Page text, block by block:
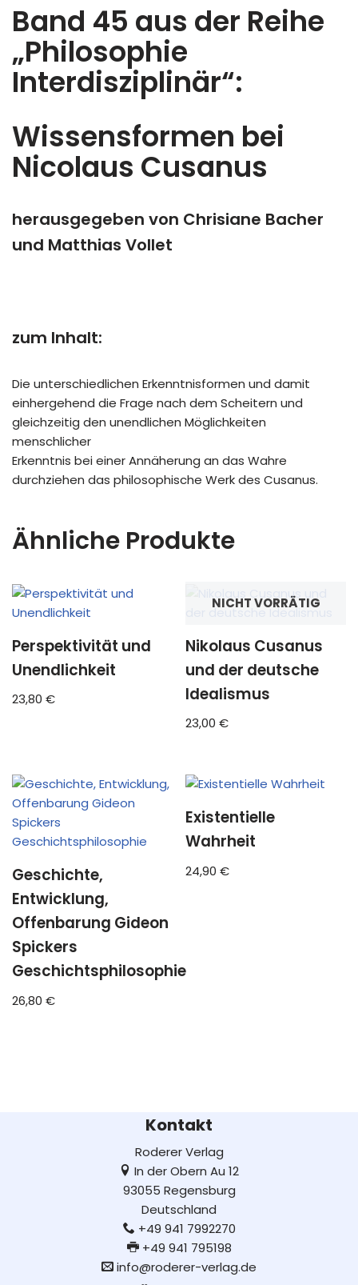
Band 45 aus der Reihe
„Philosophie
Interdisziplinär“:
Wissensformen bei
Nicolaus Cusanus
herausgegeben von Chrisiane Bacher
und Matthias Vollet
zum Inhalt:
Die unterschiedlichen Erkenntnisformen und damit
einhergehend die Frage nach dem Scheitern und
gleichzeitig den unendlichen Möglichkeiten
menschlicher
Erkenntnis bei einer Annäherung an das Wahre
durchziehen das philosophische Werk des Cusanus.
Ähnliche Produkte
Perspektivität und
Unendlichkeit
23,80 €
NICHT VORRÄTIG
Nikolaus Cusanus
und der deutsche
Idealismus
23,00€
Geschichte,
Entwicklung,
Offenbarung Gideon
Spickers
Geschichtsphilosophie
26,80 €
Existentielle
Wahrheit
24,90€
Kontakt
Roderer Verlag
In der Obern Au 12
93055 Regensburg
Deutschland
+49 941 7992270
+49 941 795198
info@roderer-verlag.de